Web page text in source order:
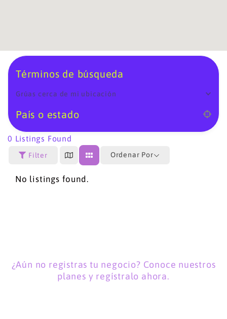
Términos de búsqueda
Grúas cerca de mi ubicación
País o estado
0 Listings Found
Filter Ordenar Por
No listings found.
¿Aún no registras tu negocio? Conoce nuestros
planes y regístralo ahora.